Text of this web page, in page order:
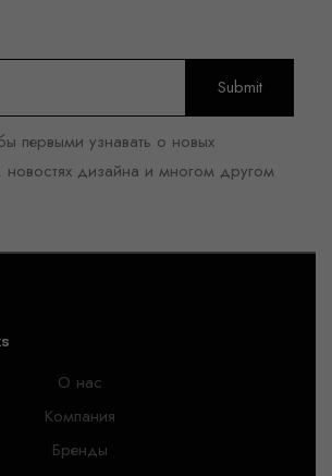
первыми узнавать о новых
новостях дизайна и многом другом
О нас
Компания
Бренды